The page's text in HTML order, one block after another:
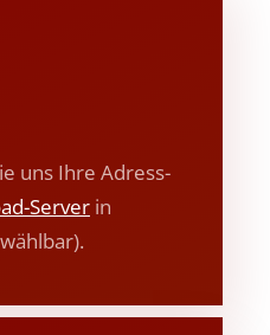
uns Ihre Adress-
Server in